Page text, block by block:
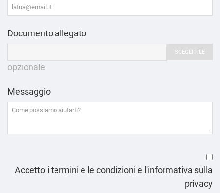
Documento allegato
SCEGLI FILE
opzionale
Messaggio
Accetto i termini e le condizioni e l'informativa sulla
privacy